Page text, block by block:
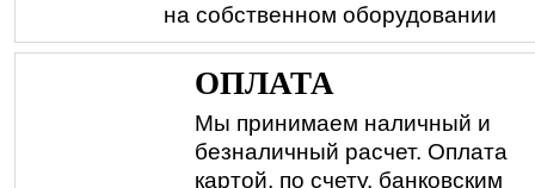
на собственном оборудовании
ОПЛАТА
Мы принимаем наличный и
безналичный расчет. Оплата
картой, по счету, банковским